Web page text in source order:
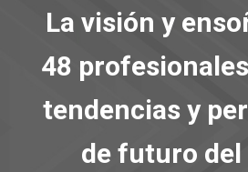
La visión y
48
tendencias y
de futuro